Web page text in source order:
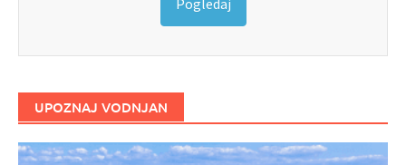
Pogledaj
UPOZNAJ VODNJAN